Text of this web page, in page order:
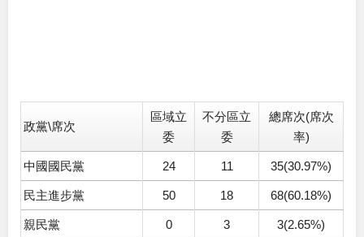
政黨\席次
區域立
委
不分區立
委
總席次(席次
率)
中國國民黨 24 11 35(30.97%)
民主進步黨 50 18 68(60.18%)
親民黨 0 3 3(2.65%)